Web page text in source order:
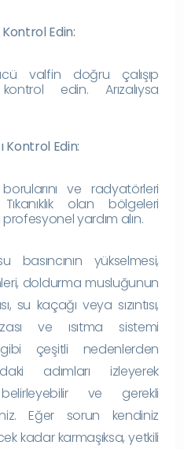
Edin:
valfin doğru çalışıp
kontrol edin. Arızalıysa
Kontrol Edin:
ve radyatörleri
olan bölgeleri
yardım alın.
basıncının yükselmesi,
doldurma musluğunun
su kaçağı veya sızıntısı,
ve ısıtma sistemi
gibi çeşitli nedenlerden
adımları izleyerek
ve gerekli
Eğer sorun kendiniz
kadar karmaşıksa, yetkili